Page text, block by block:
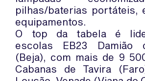
pilhas/baterias portáteis,
equipamentos.
O top da tabela é
escolas EB23 Damião
(Beja), com mais de 9
Cabanas de Tavira